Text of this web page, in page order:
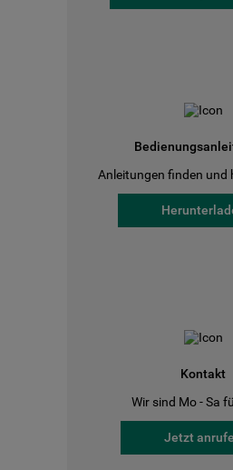
Anleitungen finden und
Kontakt
Wir sind Mo - Sa
Jetzt